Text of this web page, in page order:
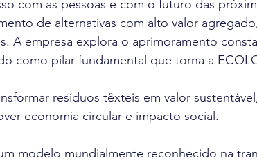
com as pessoas e com o futuro das
de alternativas com alto valor
A empresa explora o aprimoramento
como pilar fundamental que torna a
resíduos têxteis em valor
economia circular e impacto social.
modelo mundialmente reconhecido na